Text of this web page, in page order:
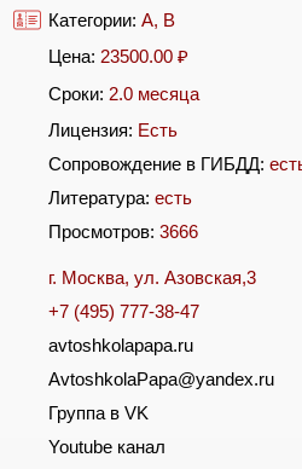
Категории: A, B
Цена: 23500.00 ₽
Сроки: 2.0 месяца
Лицензия: Есть
Сопровождение в ГИБДД:
Литература: есть
Просмотров: 3666
г. Москва, ул. Азовская,3
+7 (495) 777-38-47
avtoshkolapapa.ru
AvtoshkolaPapa@yandex.ru
Группа в VK
Youtube канал